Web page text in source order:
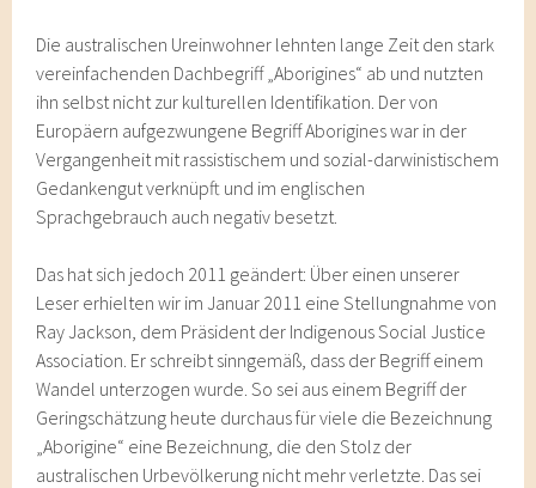
Die australischen Ureinwohner lehnten lange Zeit den stark
vereinfachenden Dachbegriff „Aborigines“ ab und nutzten
ihn selbst nicht zur kulturellen Identifikation. Der von
Europäern aufgezwungene Begriff Aborigines war in der
Vergangenheit mit rassistischem und sozial-darwinistischem
Gedankengut verknüpft und im englischen
Sprachgebrauch auch negativ besetzt.
Das hat sich jedoch 2011 geändert: Über einen unserer
Leser erhielten wir im Januar 2011 eine Stellungnahme von
Ray Jackson, dem Präsident der Indigenous Social Justice
Association. Er schreibt sinngemäß, dass der Begriff einem
Wandel unterzogen wurde. So sei aus einem Begriff der
Geringschätzung heute durchaus für viele die Bezeichnung
„Aborigine“ eine Bezeichnung, die den Stolz der
australischen Urbevölkerung nicht mehr verletzte. Das sei